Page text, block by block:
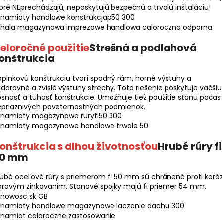
NEprechádzajú, neposkytujú bezpečnú a trvalú inštaláciu!
použitieStrešná a podlahová
konštrukciu tvorí spodný rám, horné výstuhy a
a zvislé výstuhy strechy. Toto riešenie poskytuje väčšiu
a tuhosť konštrukcie. Umožňuje tiež použitie stanu počas
poveternostných podmienok.
s dlhou životnosťouHrubé rúry fi
mm
oceľové rúry s priemerom fi 50 mm sú chránené proti
zinkovaním. Stanové spojky majú fi priemer 54 mm.